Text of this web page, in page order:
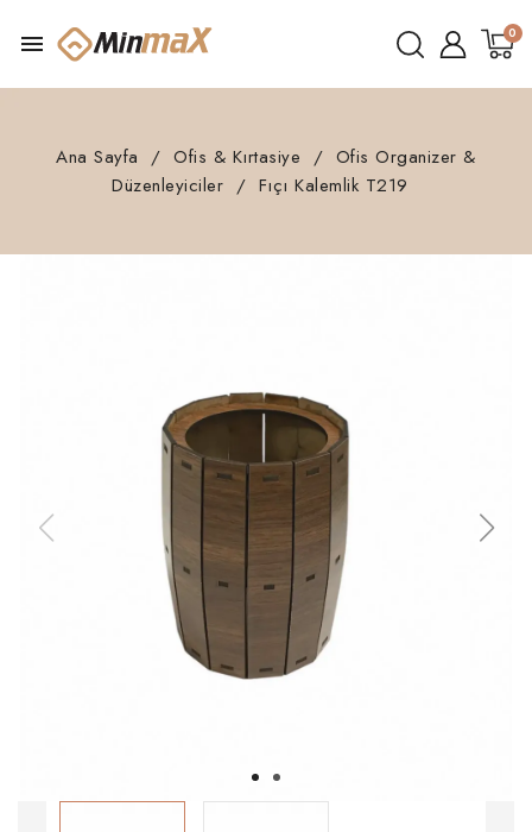
menu
Ana Sayfa Ofis & Kırtasiye
Ofis Organizer &
Düzenleyiciler
Fıçı Kalemlik T219